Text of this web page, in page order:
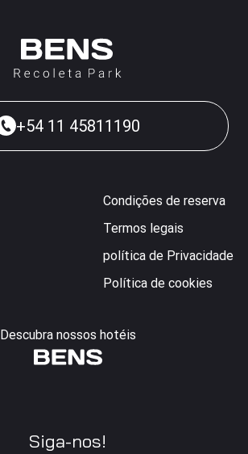
+54 11 45811190
Condições de reserva
Termos legais
política de Privacidade
Política de cookies
Descubra nossos hotéis
Siga-nos!